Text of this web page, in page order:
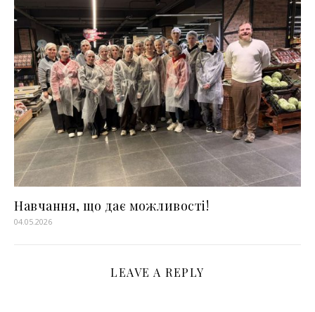
Навчання, що дає можливості!
04.05.2026
LEAVE A REPLY